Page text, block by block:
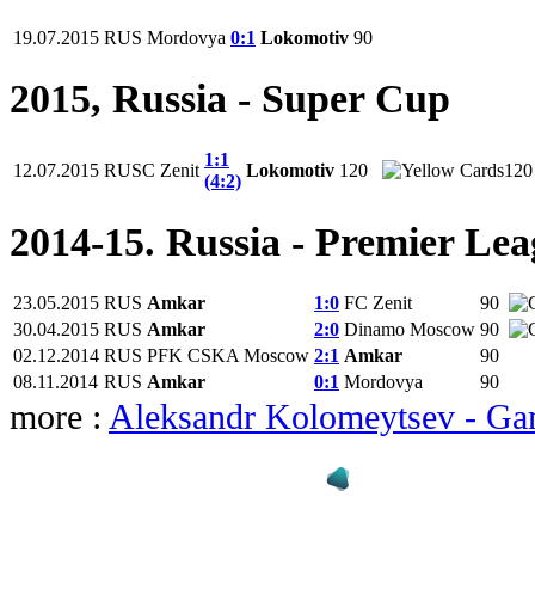
19.07.2015 RUS Mordovya 0:1 Lokomotiv 90
2015, Russia - Super Cup
12.07.2015 RUSC Zenit
1:1
(4:2)
Lokomotiv 120 120
2014-15. Russia - Premier
23.05.2015 RUS Amkar 1:0 FC Zenit
90
30.04.2015 RUS Amkar 2:0 Dinamo Moscow 90
02.12.2014 RUS PFK CSKA Moscow 2:1 Amkar
90
08.11.2014 RUS Amkar 0:1 Mordovya 90
more : Aleksandr Kolomeytsev -